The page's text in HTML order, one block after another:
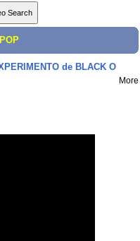
de BLACK O
More